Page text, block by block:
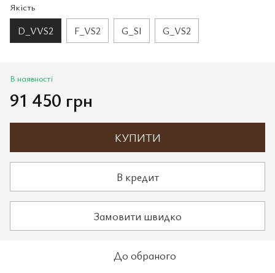
Якість
D_VVS2 F_VS2 G_SI G_VS2
В наявності
91 450 грн
КУПИТИ
В кредит
Замовити швидко
До обраного